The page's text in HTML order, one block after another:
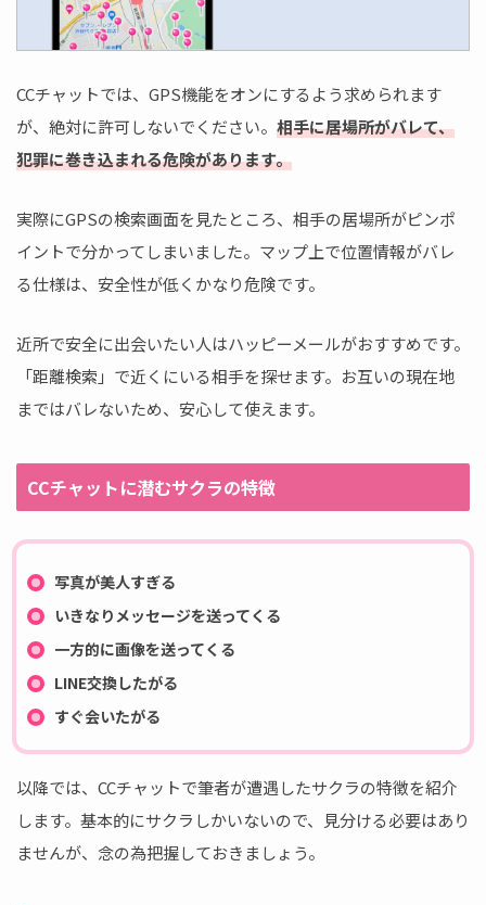
CCチャットでは、GPS機能をオンにするよう求められます
が、絶対に許可しないでください。 相手に居場所がバレて、
犯罪に巻き込まれる危険があります。
実際にGPSの検索画面を見たところ、相手の居場所がピンポ
イントで分かってしまいました。マップ上で位置情報がバレ
る仕様は、安全性が低くかなり危険です。
近所で安全に出会いたい人はハッピーメールがおすすめです。
「距離検索」で近くにいる相手を探せます。お互いの現在地
まではバレないため、安心して使えます。
CCチャットに潜むサクラの特徴
写真が美人すぎる
いきなりメッセージを送ってくる
一方的に画像を送ってくる
LINE交換したがる
すぐ会いたがる
以降では、CCチャットで筆者が遭遇したサクラの特徴を紹介
します。基本的にサクラしかいないので、見分ける必要はあり
ませんが、念の為把握しておきましょう。